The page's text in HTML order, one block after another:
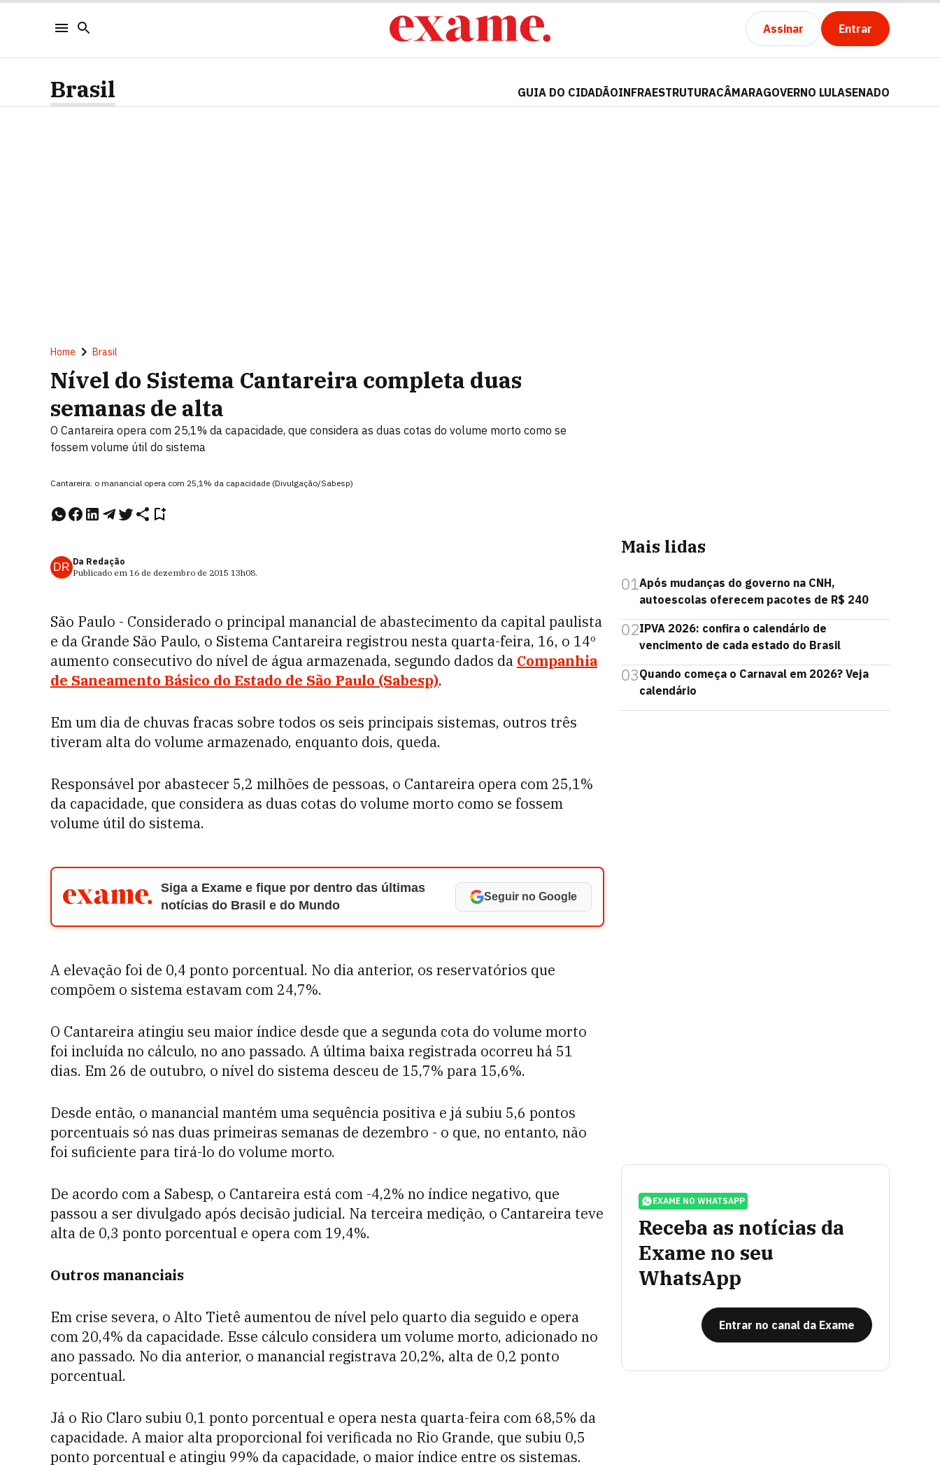
Assinar Entrar
Brasil GUIA DO CIDADÃOINFRAESTRUTURACÂMARAGOVERNO LULASENADO
Home Brasil
Nível do Sistema Cantareira completa duas
semanas de alta
O Cantareira opera com 25,1% da capacidade, que considera as duas cotas do volume morto como se
fossem volume útil do sistema
Cantareira: o manancial opera com 25,1% da capacidade (Divulgação/Sabesp)
DR Da Redação
Publicado em 16 de dezembro de 2015 13h08.
São Paulo - Considerado o principal manancial de abastecimento da capital paulista
e da Grande São Paulo, o Sistema Cantareira registrou nesta quarta-feira, 16, o 14º
aumento consecutivo do nível de água armazenada, segundo dados da Companhia
de Saneamento Básico do Estado de São Paulo (Sabesp).
Em um dia de chuvas fracas sobre todos os seis principais sistemas, outros três
tiveram alta do volume armazenado, enquanto dois, queda.
Responsável por abastecer 5,2 milhões de pessoas, o Cantareira opera com 25,1%
da capacidade, que considera as duas cotas do volume morto como se fossem
volume útil do sistema.
Siga a Exame e fique por dentro das últimas
notícias do Brasil e do Mundo
Seguir no Google
A elevação foi de 0,4 ponto porcentual. No dia anterior, os reservatórios que
compõem o sistema estavam com 24,7%.
O Cantareira atingiu seu maior índice desde que a segunda cota do volume morto
foi incluída no cálculo, no ano passado. A última baixa registrada ocorreu há 51
dias. Em 26 de outubro, o nível do sistema desceu de 15,7% para 15,6%.
Desde então, o manancial mantém uma sequência positiva e já subiu 5,6 pontos
porcentuais só nas duas primeiras semanas de dezembro - o que, no entanto, não
foi suficiente para tirá-lo do volume morto.
De acordo com a Sabesp, o Cantareira está com -4,2% no índice negativo, que
passou a ser divulgado após decisão judicial. Na terceira medição, o Cantareira teve
alta de 0,3 ponto porcentual e opera com 19,4%.
Outros mananciais
Em crise severa, o Alto Tietê aumentou de nível pelo quarto dia seguido e opera
com 20,4% da capacidade. Esse cálculo considera um volume morto, adicionado no
ano passado. No dia anterior, o manancial registrava 20,2%, alta de 0,2 ponto
porcentual.
Já o Rio Claro subiu 0,1 ponto porcentual e opera nesta quarta-feira com 68,5% da
capacidade. A maior alta proporcional foi verificada no Rio Grande, que subiu 0,5
ponto porcentual e atingiu 99% da capacidade, o maior índice entre os sistemas.
Mais lidas
01Após mudanças do governo na CNH,
autoescolas oferecem pacotes de R$ 240
02IPVA 2026: confira o calendário de
vencimento de cada estado do Brasil
03Quando começa o Carnaval em 2026? Veja
calendário
EXAME NO WHATSAPP
Receba as notícias da
Exame no seu
WhatsApp
Entrar no canal da Exame